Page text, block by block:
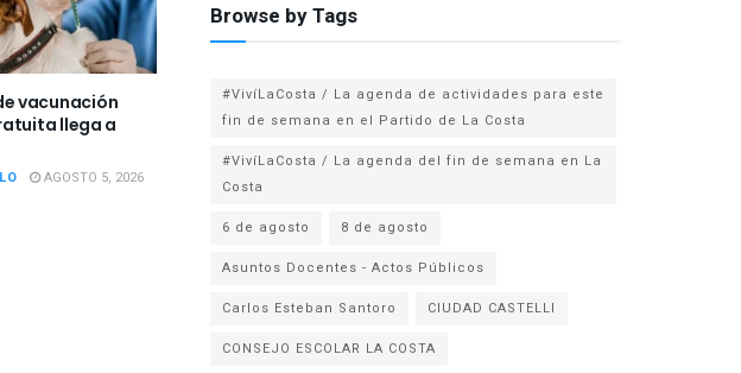
vacunación
llega a
AGOSTO 5, 2026
Browse by Tags
#VivíLaCosta / La agenda de actividades para este
fin de semana en el Partido de La Costa
#VivíLaCosta / La agenda del fin de semana en La
Costa
6 de agosto
8 de agosto
Asuntos Docentes - Actos Públicos
Carlos Esteban Santoro
CIUDAD CASTELLI
CONSEJO ESCOLAR LA COSTA